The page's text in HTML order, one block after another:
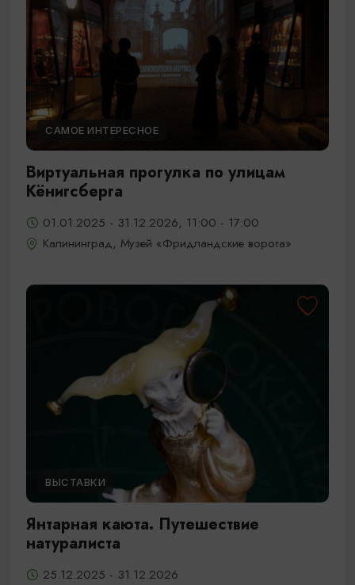
САМОЕ ИНТЕРЕСНОЕ
Виртуальная прогулка по улицам
Кёнигсберга
01.01.2025 - 31.12.2026, 11:00 - 17:00
Калининград, Музей «Фридландские ворота»
ВЫСТАВКИ
Янтарная каюта. Путешествие
натуралиста
25.12.2025 - 31.12.2026